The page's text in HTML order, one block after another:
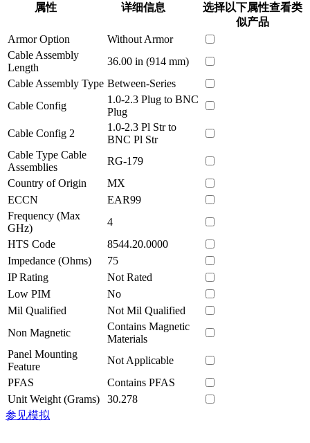
属性 详细信息
选择以下属性查看类
似产品
Armor Option
Without Armor
Cable Assembly
Length
36.00 in (914 mm)
Cable Assembly Type Between-Series
Cable Config
1.0-2.3 Plug to BNC
Plug
Cable Config 2
1.0-2.3 Pl Str to
BNC Pl Str
Cable Type Cable
Assemblies
RG-179
Country of Origin
MX
ECCN
EAR99
Frequency (Max
GHz)
4
HTS Code
8544.20.0000
Impedance (Ohms)
75
IP Rating
Not Rated
Low PIM
No
Mil Qualified
Not Mil Qualified
Non Magnetic
Contains Magnetic
Materials
Panel Mounting
Feature
Not Applicable
PFAS
Contains PFAS
Unit Weight (Grams)
30.278
参见模拟